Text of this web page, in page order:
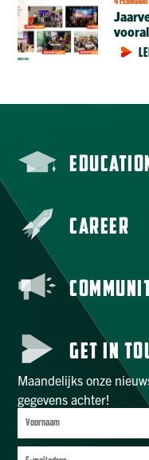
CAREER
GET IN
Maandelijks onze
gegevens achter!